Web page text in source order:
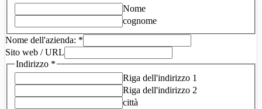
Nome
cognome
Nome dell'azienda: *
Sito web / URL
Indirizzo *
Riga dell'indirizzo 1
Riga dell'indirizzo 2
città